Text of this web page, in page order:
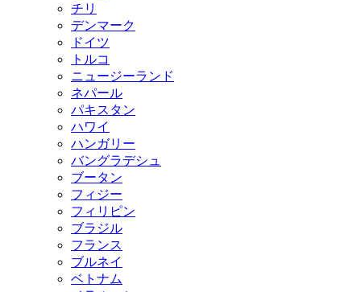
チリ
デンマーク
ドイツ
トルコ
ニュージーランド
ネパール
パキスタン
ハワイ
ハンガリー
バングラデシュ
ブータン
フィジー
フィリピン
ブラジル
フランス
ブルネイ
ベトナム